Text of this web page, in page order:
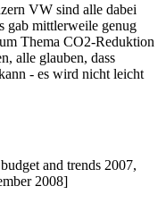
VW sind alle dabei
gab mittlerweile genug
Thema CO2-Reduktion
alle glauben, dass
- es wird nicht leicht
and trends 2007,
2008]